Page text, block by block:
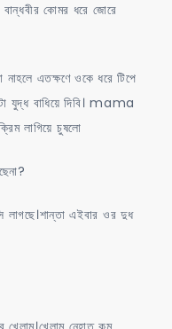
কোমর ধরে জোরে
এতক্ষণে ওকে ধরে টিপে
যুদ্ধ বাধিয়ে দিবি। mama
লাগিয়ে চুষলো
এইবার ওর দুধ